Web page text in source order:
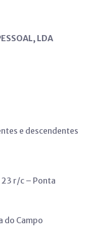
LDA
e descendentes
r/c – Ponta
do Campo